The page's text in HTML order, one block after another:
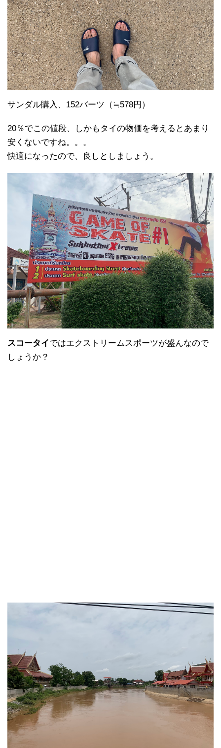
サンダル購入、152バーツ（≒578円）
20％でこの値段、しかもタイの物価を考えるとあまり
安くないですね。。。
快適になったので、良しとしましょう。
スコータイではエクストリームスポーツが盛んなので
しょうか？